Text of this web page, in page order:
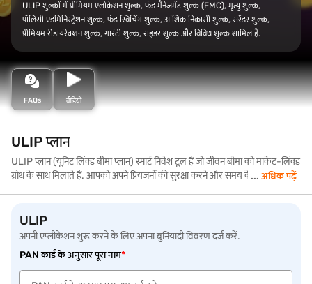
ULIP शुल्कों में प्रीमियम एलोकेशन शुल्क, फंड मैनेजमेंट शुल्क (FMC), मृत्यु शुल्क,
पॉलिसी एडमिनिस्ट्रेशन शुल्क, फंड स्विचिंग शुल्क, आंशिक निकासी शुल्क, सरेंडर शुल्क,
प्रीमियम रीडायरेक्शन शुल्क, गारंटी शुल्क, राइडर शुल्क और विविध शुल्क शामिल हैं.
FAQs वीडियो
ULIP प्लान
ULIP प्लान (यूनिट लिंक्ड बीमा प्लान) स्मार्ट निवेश टूल हैं जो जीवन बीमा को मार्केट-लिंक्ड
ग्रोथ के साथ मिलाते हैं. आपको अपने प्रियजनों की सुरक्षा करने और समय के साथ पूंजी
प्रदान करते हैं. और सबसे अच्छी बात? जैसे-जैसे आपकी वृद्धि होती है, आप छोटी-छोटी
शुरुआत कर सकते हैं और उसे बढ़ा सकते हैं.
अधिक पढ़ें
ULIP
अपनी एप्लीकेशन शुरू करने के लिए अपना बुनियादी विवरण दर्ज करें.
PAN कार्ड के अनुसार पूरा नाम*